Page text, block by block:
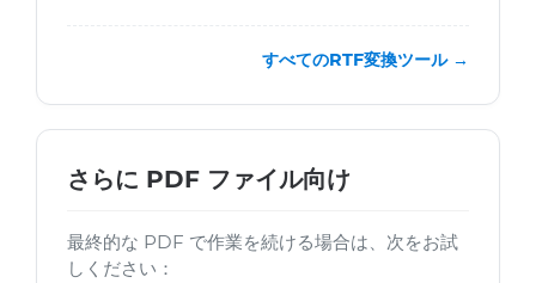
すべてのRTF変換ツール →
さらに PDF ファイル向け
最終的な PDF で作業を続ける場合は、次をお試
しください：